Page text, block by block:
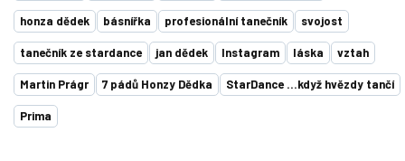
honza dědek básnířka profesionální tanečník svojost
tanečník ze stardance jan dědek Instagram láska vztah
Martin Prágr 7 pádů Honzy Dědka StarDance …když hvězdy tančí
Prima